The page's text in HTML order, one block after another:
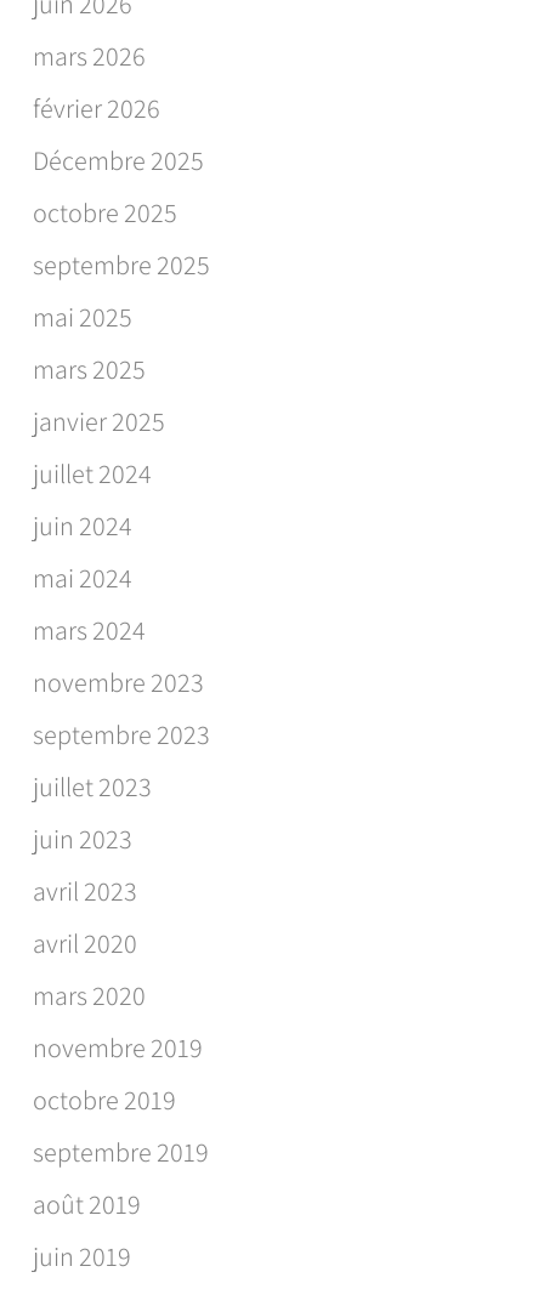
mars 2026
février 2026
Décembre 2025
octobre 2025
septembre 2025
mai 2025
mars 2025
janvier 2025
juillet 2024
juin 2024
mai 2024
mars 2024
novembre 2023
septembre 2023
juillet 2023
juin 2023
avril 2023
avril 2020
mars 2020
novembre 2019
octobre 2019
septembre 2019
août 2019
juin 2019